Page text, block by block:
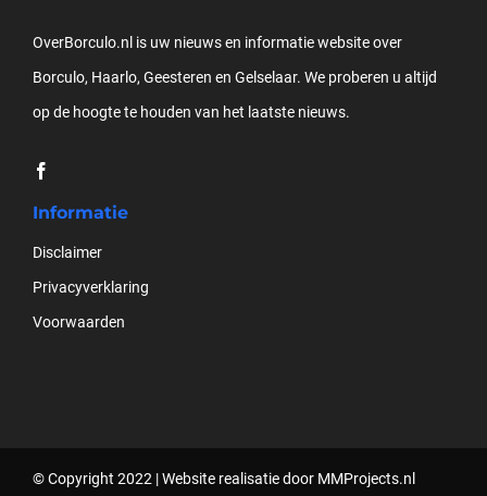
OverBorculo.nl is uw nieuws en informatie website over
Borculo, Haarlo, Geesteren en Gelselaar. We proberen u altijd
op de hoogte te houden van het laatste nieuws.
Informatie
Disclaimer
Privacyverklaring
Voorwaarden
© Copyright 2022 |Website realisatie door MMProjects.nl